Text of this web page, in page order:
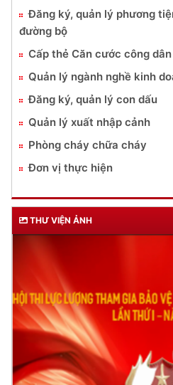
Đăng ký, quản lý phương
đường bộ
Cấp thẻ Căn cước công dân
Quản lý ngành nghề kinh
Đăng ký, quản lý con dấu
Quản lý xuất nhập cảnh
Phòng cháy chữa cháy
Đơn vị thực hiện
THƯ VIỆN ẢNH